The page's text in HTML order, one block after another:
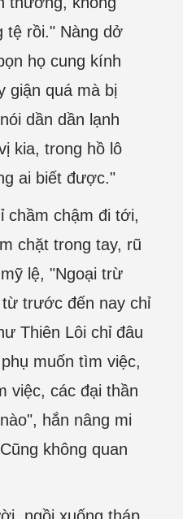
tệ rồi." Nàng dở
họ cung kính
giận quá mà bị
dần dần lạnh
kia, trong hồ lô
ai biết được."
chầm chậm đi tới,
chặt trong tay, rũ
lệ, "Ngoại trừ
trước đến nay chỉ
Thiên Lôi chỉ đâu
muốn tìm việc,
việc, các đại thần
hắn nâng mi
không quan
ngồi xuống tháp